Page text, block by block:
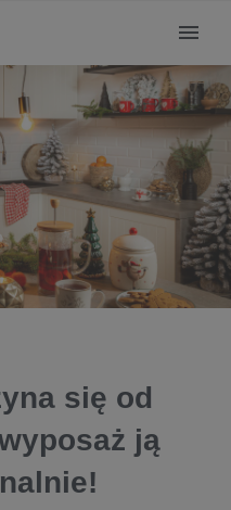
się od
ją